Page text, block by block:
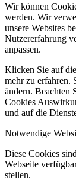
Wir können
werden. Wir
unsere Websites
Nutzererfahrung
anpassen.
Klicken Sie auf
mehr zu erfahren.
ändern. Beachten
Cookies
und auf die
Notwendige
Diese Cookies
Webseite
stellen.